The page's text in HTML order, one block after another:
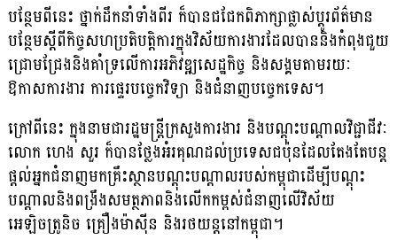
បន្ថែមពីនេះ ថ្នាក់ដឹកនាំទាំងពីរ ក៏បានជជែកពិភាក្សាផ្លាស់ប្តូរព័ត៌មាន
បន្ថែមស្តីពីកិច្ចសហប្រតិបត្តិការក្នុងវិស័យការងារដែលបាននិងកំពុងជួយ
ជ្រោមជ្រែងនិងគាំទ្រលើការអភិវឌ្ឍសេដ្ឋកិច្ច និងសង្គមតាមរយៈ
ឱកាសការងារ ការផ្ទេរបច្ចេកវិទ្យា និងជំនាញបច្ចេកទេស។
ក្រៅពីនេះ ក្នុងនាមជារដ្ឋមន្ត្រីក្រសួងការងារ និងបណ្តុះបណ្តាលវិជ្ជាជីវៈ
លោក ហេង សួរ ក៏បានថ្លែងអំរគុណដល់ប្រទេសជប៉ុនដែលតែងតែបន្ត
ផ្តល់អ្នកជំនាញមកគ្រឹះស្ថានបណ្តុះបណ្តាលរបស់កម្ពុជាដើម្បីបណ្តុះ
បណ្តាលនិងពង្រឹងសមត្ថភាពនិងលើកកម្ពស់ជំនាញលើវិស័យ
អេឡិចត្រូនិច គ្រឿងម៉ាស៊ីន និងរថយន្តនៅកម្ពុជា។